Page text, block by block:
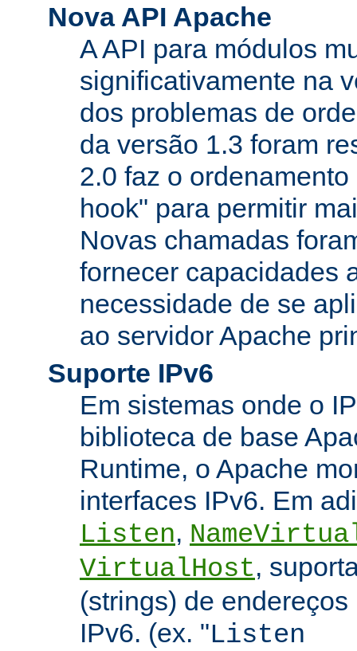
Nova API Apache
A API para módulos
significativamente na
dos problemas de
da versão 1.3 foram
2.0 faz o
hook" para permitir
Novas chamadas
fornecer capacidades
necessidade de se
ao servidor Apache
Suporte IPv6
Em sistemas onde o
biblioteca de base
Runtime, o Apache
interfaces IPv6. Em
Listen,
VirtualHost,
(strings) de
IPv6. (ex. "Listen